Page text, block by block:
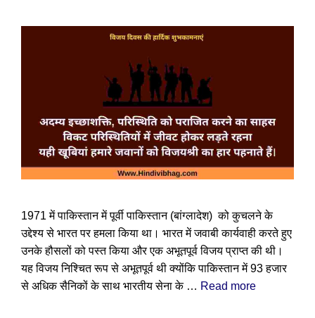
1971 में पाकिस्तान में पूर्वी पाकिस्तान (बांग्लादेश) को कुचलने के
उद्देश्य से भारत पर हमला किया था। भारत में जवाबी कार्यवाही करते हुए
उनके हौसलों को पस्त किया और एक अभूतपूर्व विजय प्राप्त की थी।
यह विजय निश्चित रूप से अभूतपूर्व थी क्योंकि पाकिस्तान में 93 हजार
से अधिक सैनिकों के साथ भारतीय सेना के … Read more